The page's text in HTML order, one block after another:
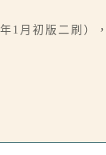
1月初版二刷）